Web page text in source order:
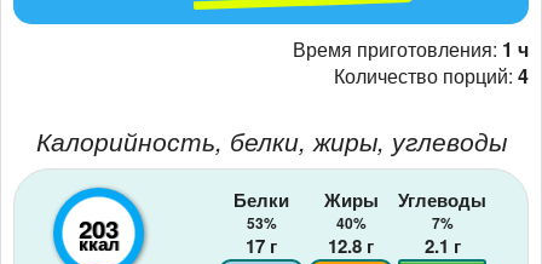
Время приготовления: 1 ч
Количество порций: 4
Калорийность, белки, жиры, углеводы
203
ккал
Белки
53%
17 г
Жиры
40%
12.8 г
Углеводы
7%
2.1 г